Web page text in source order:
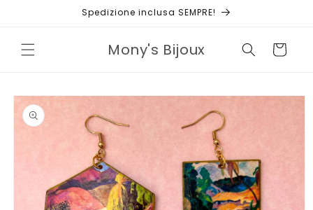
Spedizione inclusa SEMPRE!
Mony's Bijoux Carrello
Passa alle
informazioni
sul prodotto